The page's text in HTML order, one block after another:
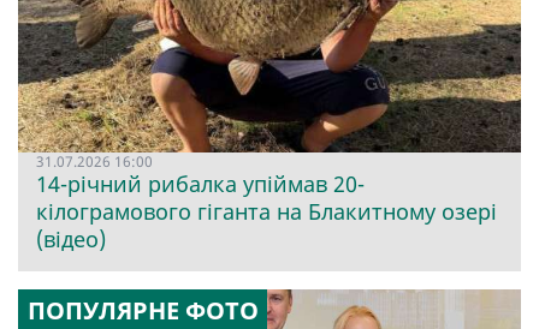
31.07.2026 16:00
14-річний рибалка упіймав 20-
кілограмового гіганта на Блакитному озері
(відео)
ПОПУЛЯРНЕ ФОТО